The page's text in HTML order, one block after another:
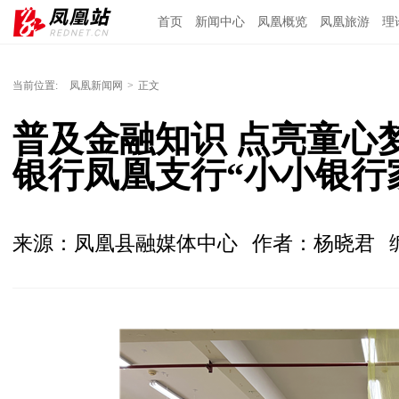
首页 新闻中心 凤凰概览 凤凰旅游 理
当前位置: 凤凰新闻网 > 正文
普及金融知识 点亮童
银行凤凰支行“小小银
来源：凤凰县融媒体中心 作者：杨晓君